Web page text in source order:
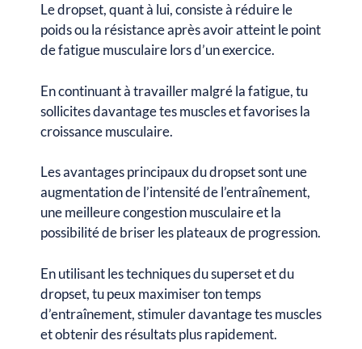
Le dropset, quant à lui, consiste à réduire le
poids ou la résistance après avoir atteint le point
de fatigue musculaire lors d’un exercice.
En continuant à travailler malgré la fatigue, tu
sollicites davantage tes muscles et favorises la
croissance musculaire.
Les avantages principaux du dropset sont une
augmentation de l’intensité de l’entraînement,
une meilleure congestion musculaire et la
possibilité de briser les plateaux de progression.
En utilisant les techniques du superset et du
dropset, tu peux maximiser ton temps
d’entraînement, stimuler davantage tes muscles
et obtenir des résultats plus rapidement.